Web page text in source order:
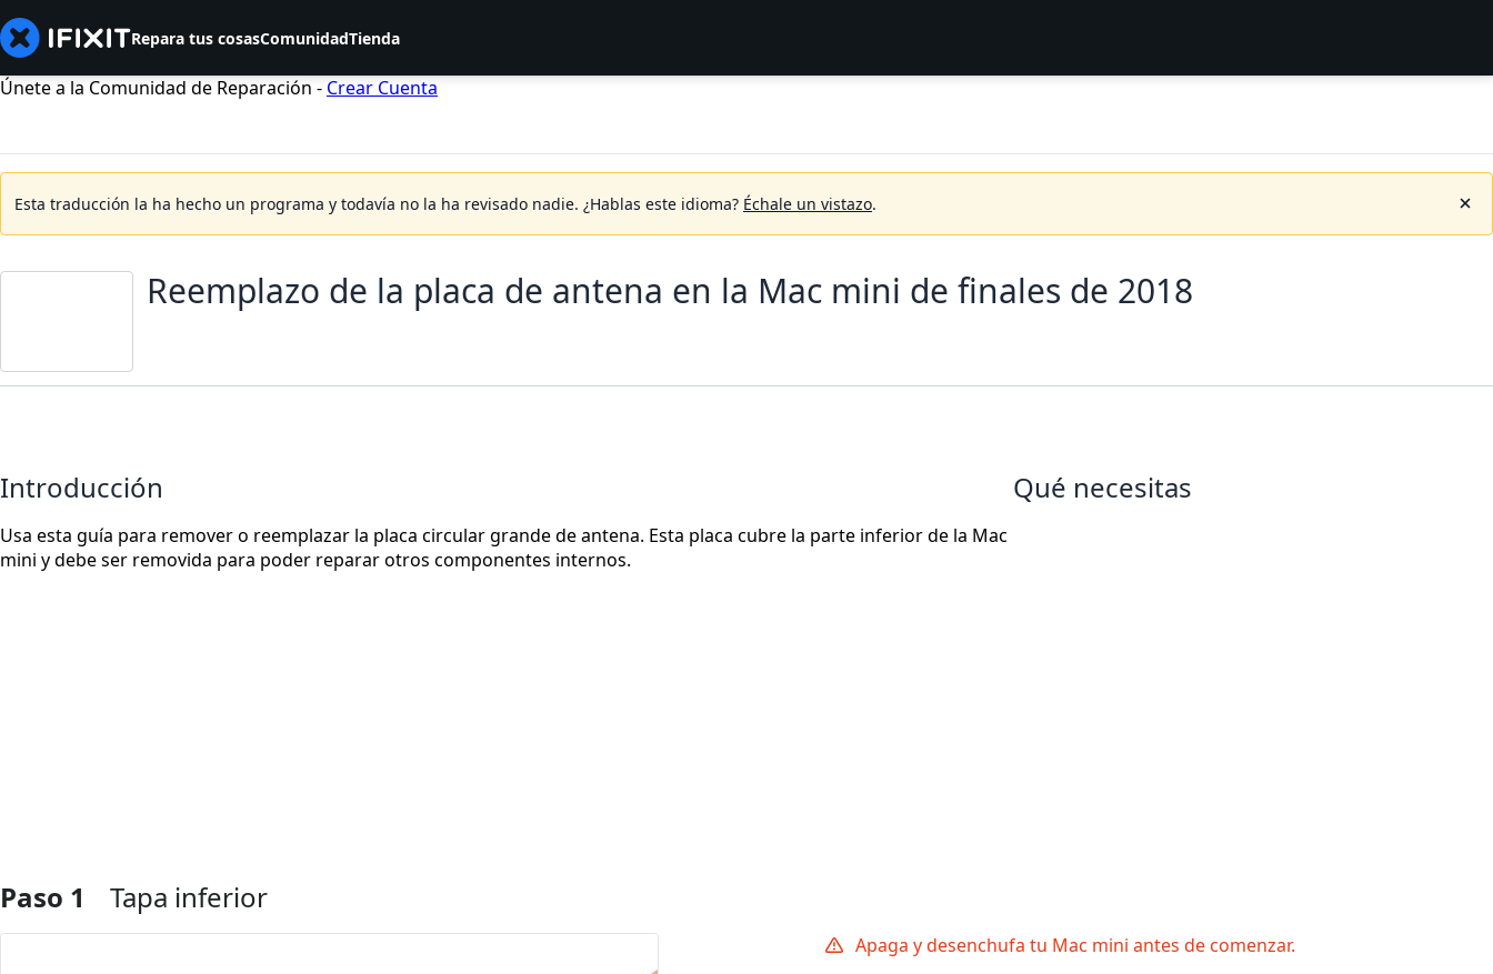
Repara tus cosasComunidadTienda
Únete a la Comunidad de Reparación - Crear Cuenta
Esta traducción la ha hecho un programa y todavía no la ha revisado nadie. ¿Hablas este idioma? Échale un vistazo.
Reemplazo de la placa de antena en la Mac mini de finales de 2018
Introducción
Usa esta guía para remover o reemplazar la placa circular grande de antena. Esta placa cubre la parte inferior de la Mac
mini y debe ser removida para poder reparar otros componentes internos.
Qué necesitas
Paso 1 Tapa inferior
Apaga y desenchufa tu Mac mini antes de comenzar.